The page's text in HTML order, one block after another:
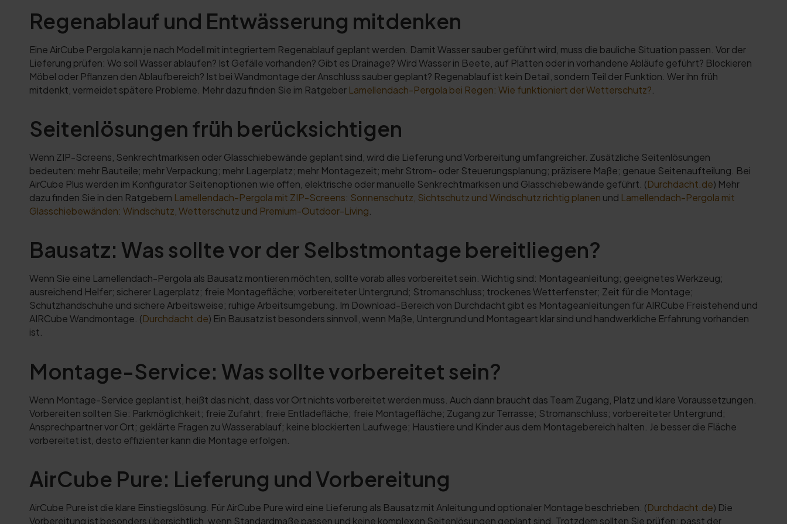
Regenablauf und Entwässerung mitdenken
Eine AirCube Pergola kann je nach Modell mit integriertem Regenablauf geplant werden. Damit Wasser sauber geführt wird, muss die bauliche Situation passen. Vor der
Lieferung prüfen: Wo soll Wasser ablaufen? Ist Gefälle vorhanden? Gibt es Drainage? Wird Wasser in Beete, auf Platten oder in vorhandene Abläufe geführt? Blockieren
Möbel oder Pflanzen den Ablaufbereich? Ist bei Wandmontage der Anschluss sauber geplant? Regenablauf ist kein Detail, sondern Teil der Funktion. Wer ihn früh
mitdenkt, vermeidet spätere Probleme. Mehr dazu finden Sie im Ratgeber Lamellendach-Pergola bei Regen: Wie funktioniert der Wetterschutz?
Seitenlösungen früh berücksichtigen
Wenn ZIP-Screens, Senkrechtmarkisen oder Glasschiebewände geplant sind, wird die Lieferung und Vorbereitung umfangreicher. Zusätzliche Seitenlösungen
bedeuten: mehr Bauteile; mehr Verpackung; mehr Lagerplatz; mehr Montagezeit; mehr Strom- oder Steuerungsplanung; präzisere Maße; genaue Seitenaufteilung. Bei
AirCube Plus werden im Konfigurator Seitenoptionen wie offen, elektrische oder manuelle Senkrechtmarkisen und Glasschiebewände geführt. (Durchdacht.de) Mehr
dazu finden Sie in den Ratgebern Lamellendach-Pergola mit ZIP-Screens: Sonnenschutz, Sichtschutz und Windschutz richtig planen und Lamellendach-Pergola mit
Glasschiebewänden: Windschutz, Wetterschutz und Premium-Outdoor-Living
Bausatz: Was sollte vor der Selbstmontage bereitliegen?
Wenn Sie eine Lamellendach-Pergola als Bausatz montieren möchten, sollte vorab alles vorbereitet sein. Wichtig sind: Montageanleitung; geeignetes Werkzeug;
ausreichend Helfer; sicherer Lagerplatz; freie Montagefläche; vorbereiteter Untergrund; Stromanschluss; trockenes Wetterfenster; Zeit für die Montage;
Schutzhandschuhe und sichere Arbeitsweise; ruhige Arbeitsumgebung. Im Download-Bereich von Durchdacht gibt es Montageanleitungen für AIRCube Freistehend und
AIRCube Wandmontage. (Durchdacht.de) Ein Bausatz ist besonders sinnvoll, wenn Maße, Untergrund und Montageart klar sind und handwerkliche Erfahrung vorhanden
ist.
Montage-Service: Was sollte vorbereitet sein?
Wenn Montage-Service geplant ist, heißt das nicht, dass vor Ort nichts vorbereitet werden muss. Auch dann braucht das Team Zugang, Platz und klare Voraussetzungen.
Vorbereiten sollten Sie: Parkmöglichkeit; freie Zufahrt; freie Entladefläche; freie Montagefläche; Zugang zur Terrasse; Stromanschluss; vorbereiteter Untergrund;
Ansprechpartner vor Ort; geklärte Fragen zu Wasserablauf; keine blockierten Laufwege; Haustiere und Kinder aus dem Montagebereich halten. Je besser die Fläche
vorbereitet ist, desto effizienter kann die Montage erfolgen.
AirCube Pure: Lieferung und Vorbereitung
AirCube Pure ist die klare Einstiegslösung. Für AirCube Pure wird eine Lieferung als Bausatz mit Anleitung und optionaler Montage beschrieben. (Durchdacht.de) Die
Vorbereitung ist besonders übersichtlich, wenn Standardmaße passen und keine komplexen Seitenlösungen geplant sind. Trotzdem sollten Sie prüfen: passt der